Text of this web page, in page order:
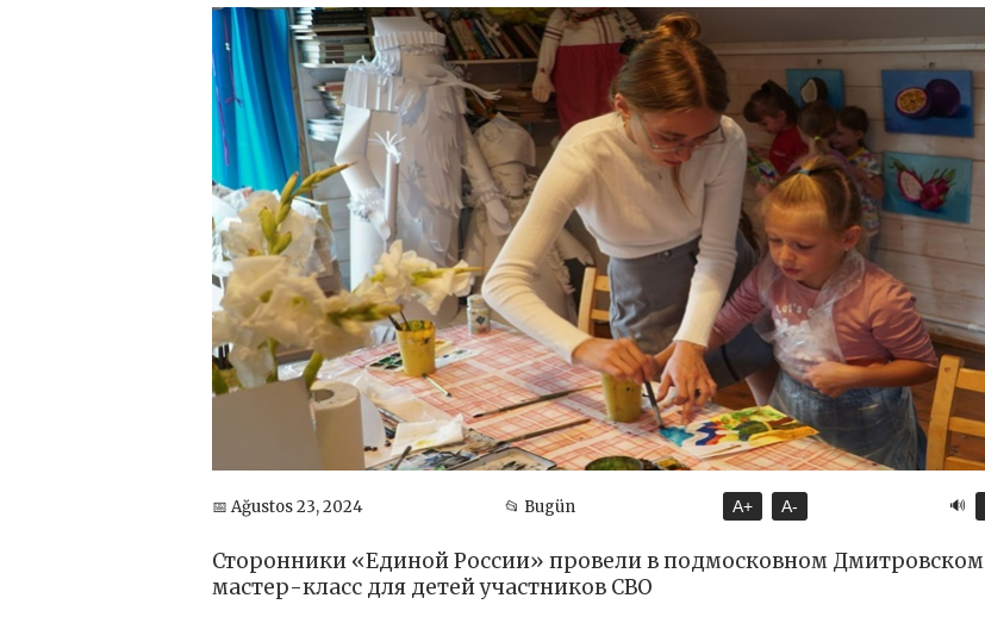
📅 Ağustos 23, 2024 📂 Bugün A+ A- 🔊
Сторонники «Единой России» провели в подмосковном Дмитровском
мастер-класс для детей участников СВО